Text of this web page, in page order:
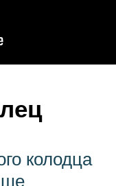
колодца